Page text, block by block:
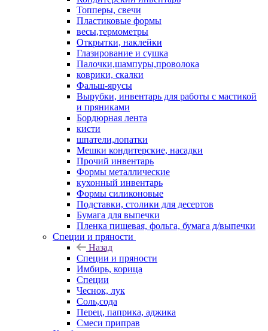
Топперы, свечи
Пластиковые формы
весы,термометры
Открытки, наклейки
Глазирование и сушка
Палочки,шампуры,проволока
коврики, скалки
Фальш-ярусы
Вырубки, инвентарь для работы с мастикой
и пряниками
Бордюрная лента
кисти
шпатели,лопатки
Мешки кондитерские, насадки
Прочий инвентарь
Формы металлические
кухонный инвентарь
Формы силиконовые
Подставки, столики для десертов
Бумага для выпечки
Пленка пищевая, фольга, бумага д/выпечки
Специи и пряности
Назад
Специи и пряности
Имбирь, корица
Специи
Чеснок, лук
Соль,сода
Перец, паприка, аджика
Смеси приправ